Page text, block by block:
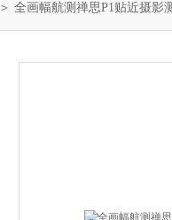
＞ 全画幅航测禅思P1贴近摄影